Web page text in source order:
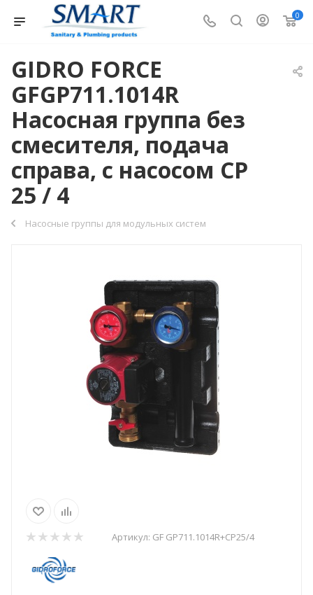
0
GIDRO FORCE
GFGP711.1014R
Насосная группа без
смесителя, подача
справа, с насосом CP
25 / 4
Насосные группы для модульных систем
Артикул: GF GP711.1014R+CP25/4